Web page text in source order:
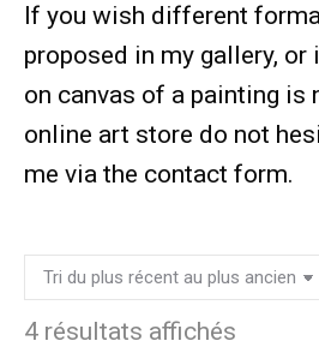
If you wish different
proposed in my gallery,
on canvas of a painting is
online art store do not
me via the contact form.
4 résultats affichés